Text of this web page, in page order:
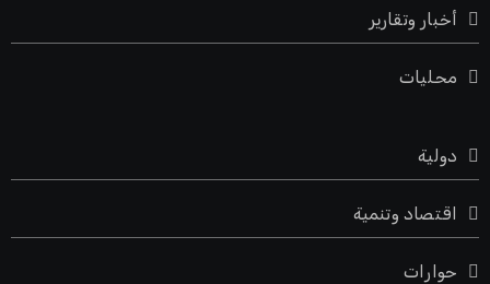
أخبار وتقارير
محليات
دولية
اقتصاد وتنمية
حوارات